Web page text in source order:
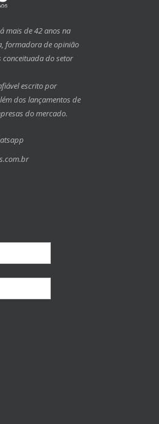
mais de 42 anos na
formadora de opinião
do setor
escrito por
dos lançamentos de
do mercado.